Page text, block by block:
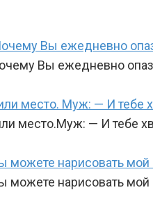
Вы ежедневно
Вы ежедневно
место. Муж: — И тебе
место.Муж: — И тебе
нарисовать
нарисовать мой